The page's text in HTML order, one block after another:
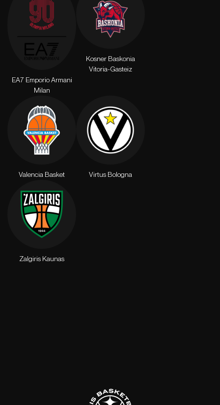
EA7 Emporio Armani
Milan
Kosner Baskonia
Vitoria-Gasteiz
Valencia Basket Virtus Bologna
Zalgiris Kaunas